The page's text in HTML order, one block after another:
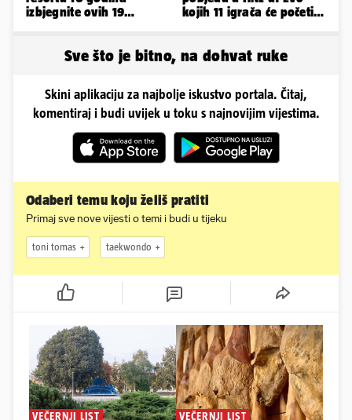
izbjegnite ovih 19
kojih 11 igrača će početi
Sve što je bitno, na dohvat ruke
Skini aplikaciju za najbolje iskustvo portala. Čitaj,
komentiraj i budi uvijek u toku s najnovijim vijestima.
Odaberi temu koju želiš pratiti
Primaj sve nove vijesti o temi i budi u tijeku
toni tomas taekwondo